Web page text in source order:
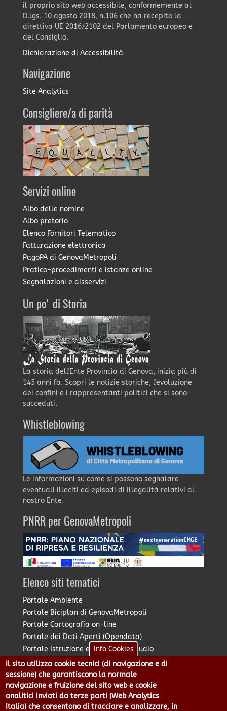
il proprio sito web accessibile, conformemente al
D.lgs. 10 agosto 2018, n.106 che ha recepito la
direttiva UE 2016/2102 del Parlamento europeo e
del Consiglio.
Dichiarazione di Accessibilità
Navigazione
Site Analytics
Consigliere/a di parità
Servizi online
Albo delle nomine
Albo pretorio
Elenco Fornitori Telematico
Fatturazione elettronica
PagoPA di GenovaMetropoli
Pratico-procedimenti e istanze online
Segnalazioni e disservizi
Un po' di Storia
La storia dell'Ente Provincia di Genova, inizia più di
145 anni fa. Scopri le notizie storiche, l'evoluzione
dei confini e i rappresentanti politici che si sono
succeduti.
Whistleblowing
Le informazioni su come si possono segnalare
eventuali illeciti ed episodi di illegalità relativi al
nostro Ente.
PNRR per GenovaMetropoli
Elenco siti tematici
Portale Ambiente
Portale Biciplan di GenovaMetropoli
Portale Cartografia on-line
Portale dei Dati Aperti (Opendata)
Portale Istruzione e Diritto allo Studio
Portale Marketing Territoriale
Portale Piano Strategico Metropolitano
Portale PUMS di GenovaMetropoli
Portale Stazione Unica Appaltante
Info Cookies
Il sito utilizza cookie tecnici (di navigazione e di
sessione) che garantiscono la normale
navigazione e fruizione del sito web e cookie
analitici inviati da terze parti (Web Analytics
Italia) che consentono di tracciare e analizzare, in